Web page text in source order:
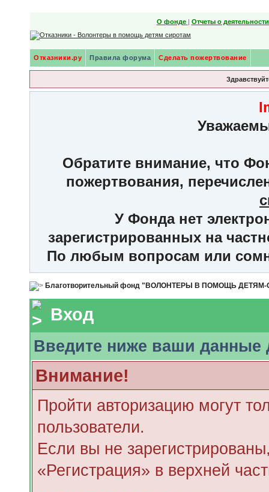
О фонде | Отчеты о
Отказники.ру Правила форума Сделать пожертвование
Обратите внимание, что
пожертвования,
У Фонда нет
зарегистрированных на
По любым вопросам или
Благотворительный фонд "ВОЛОНТЕРЫ В ПОМОЩЬ
Вход
Введите ниже ваши данные
Внимание!
Пройти авторизацию могут
пользователи.
Если вы не
«Регистрация» в верхней